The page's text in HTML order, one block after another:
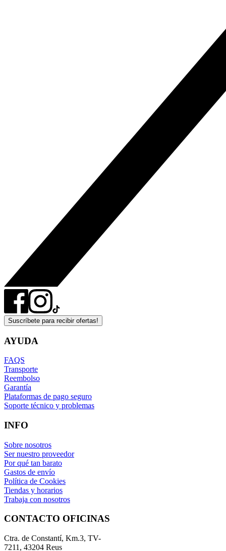
Suscríbete para recibir ofertas!
AYUDA
FAQS
Transporte
Reembolso
Garantía
Plataformas de pago seguro
Soporte técnico y problemas
INFO
Sobre nosotros
Ser nuestro proveedor
Por qué tan barato
Gastos de envío
Política de Cookies
Tiendas y horarios
Trabaja con nosotros
CONTACTO OFICINAS
Ctra. de Constantí, Km.3, TV-
7211, 43204 Reus